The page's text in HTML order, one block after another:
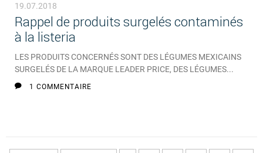
19.07.2018
Rappel de produits surgelés contaminés
à la listeria
LES PRODUITS CONCERNÉS SONT DES LÉGUMES MEXICAINS
SURGELÉS DE LA MARQUE LEADER PRICE, DES LÉGUMES...
1 COMMENTAIRE